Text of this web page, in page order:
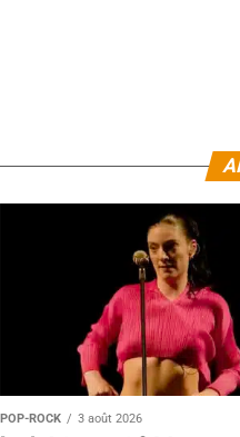
POP-ROCK 3 août 2026